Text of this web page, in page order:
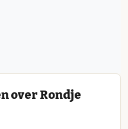
over Rondje